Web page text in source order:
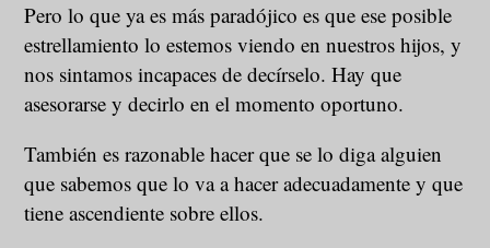
Pero lo que ya es más paradójico es que ese posible
estrellamiento lo estemos viendo en nuestros hijos, y
nos sintamos incapaces de decírselo. Hay que
asesorarse y decirlo en el momento oportuno.
También es razonable hacer que se lo diga alguien
que sabemos que lo va a hacer adecuadamente y que
tiene ascendiente sobre ellos.